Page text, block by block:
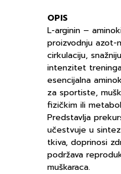
OPIS
L-arginin –
proizvodnju azot-
cirkulaciju,
intenzitet
esencijalna
za sportiste,
fizičkim ili
Predstavlja
učestvuje u
tkiva, doprinosi
podržava
muškaraca.